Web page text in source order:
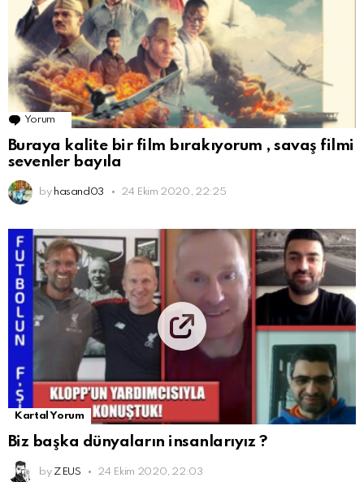
Yorum
Buraya kalite bir film bırakıyorum , savaş filmi
sevenler bayıla
by hasand03 24 Ekim 2020, 22:25
Kartal Yorum
Biz başka dünyaların insanlarıyız ?
by ZEUS 24 Ekim 2020, 22:03